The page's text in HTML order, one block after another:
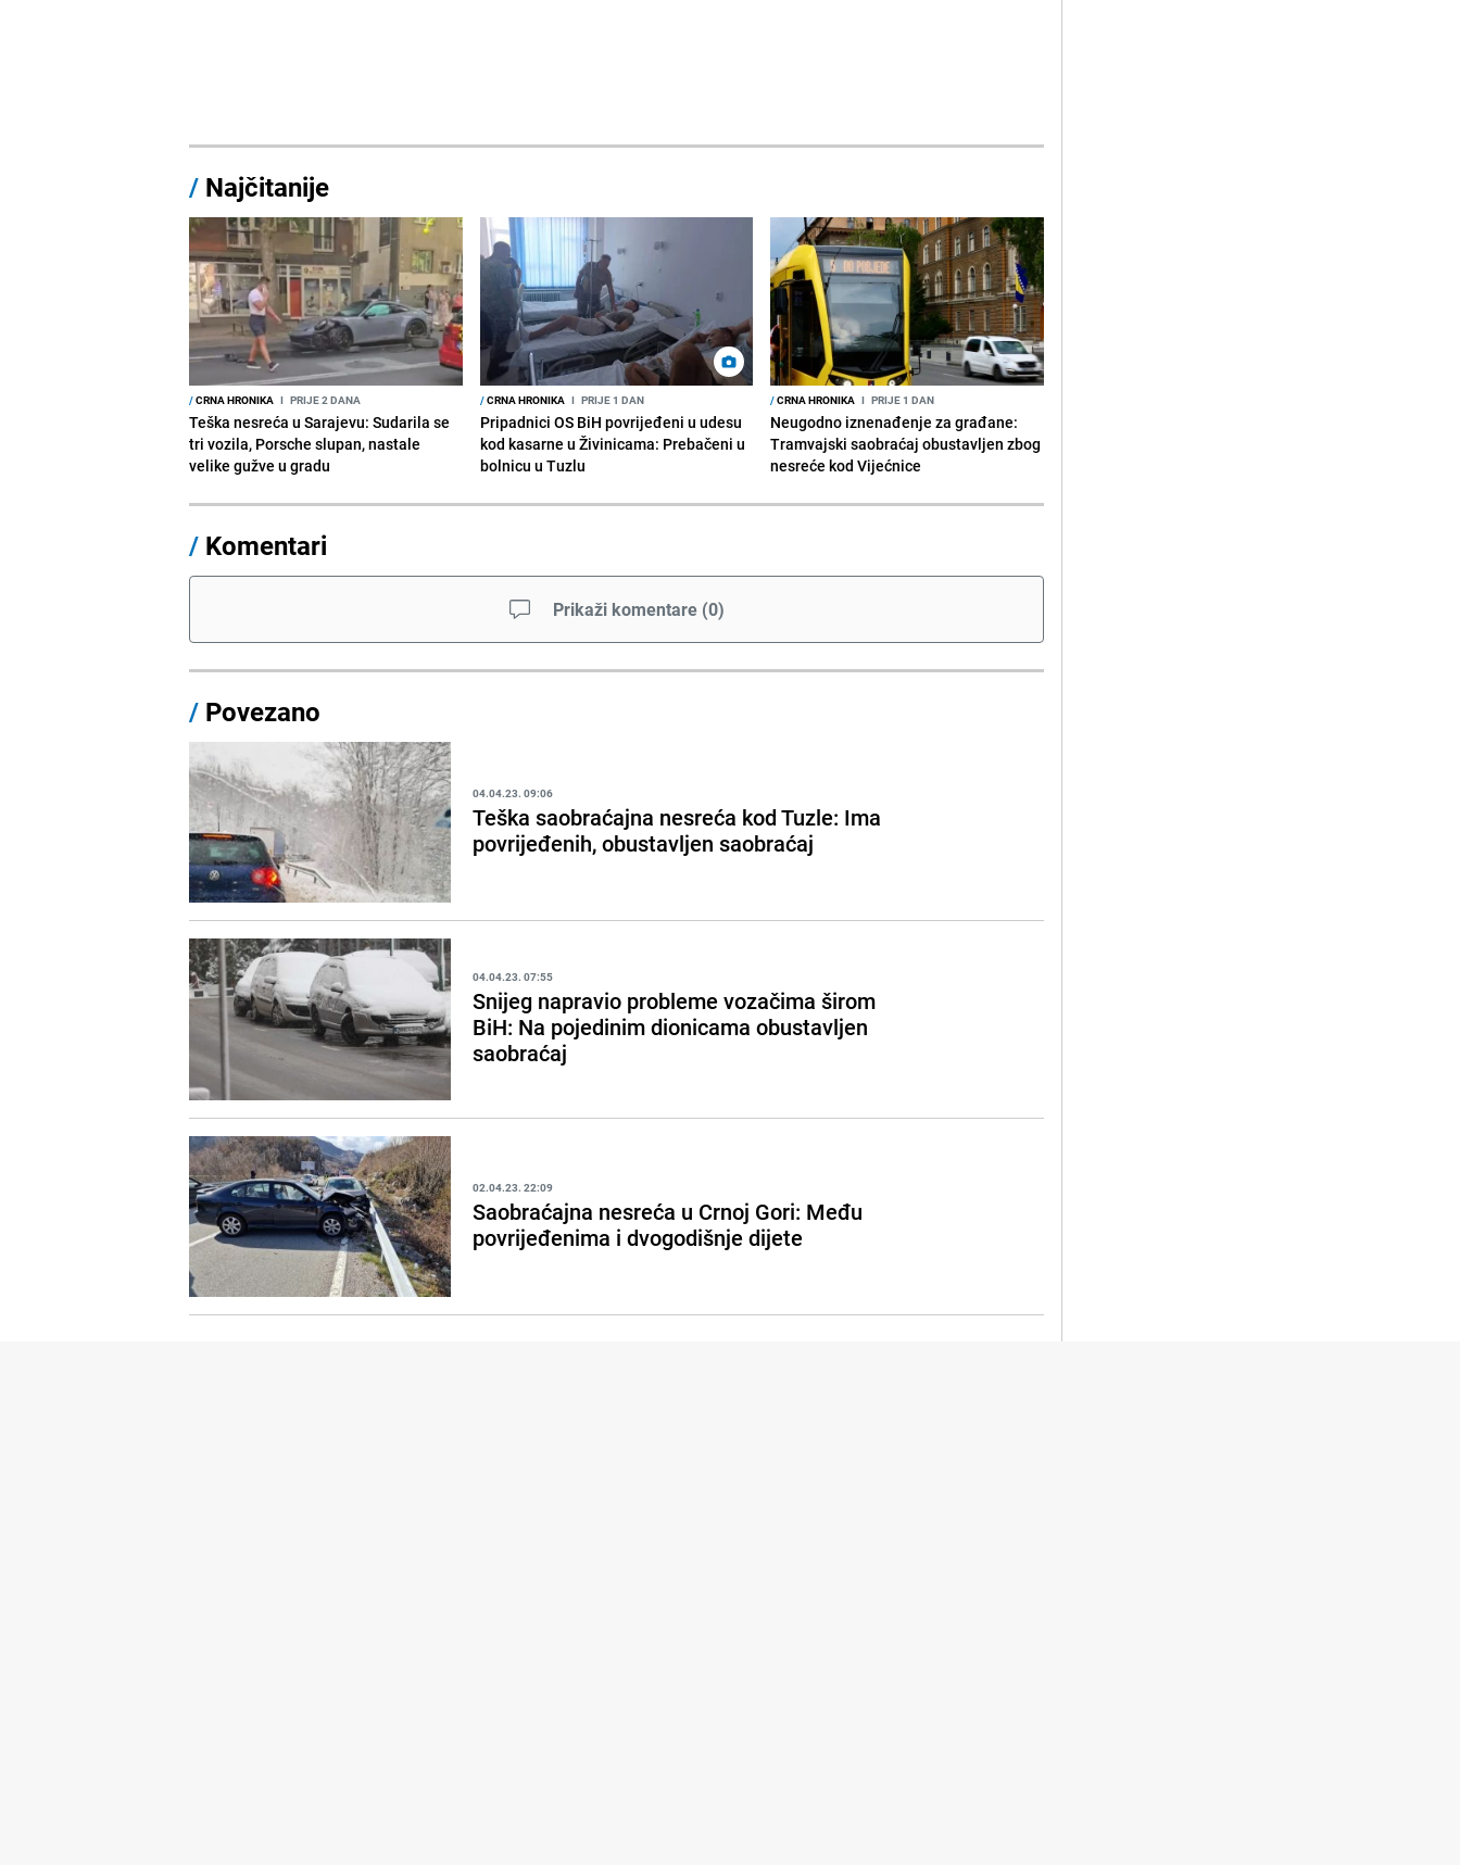
/ Najčitanije
/CRNA HRONIKA I PRIJE 2 DANA
Teška nesreća u Sarajevu: Sudarila se
tri vozila, Porsche slupan, nastale
velike gužve u gradu
/CRNA HRONIKA I PRIJE 1 DAN
Pripadnici OS BiH povrijeđeni u udesu
kod kasarne u Živinicama: Prebačeni u
bolnicu u Tuzlu
/CRNA HRONIKA I PRIJE 1 DAN
Neugodno iznenađenje za građane:
Tramvajski saobraćaj obustavljen zbog
nesreće kod Vijećnice
/ Komentari
Prikaži komentare (0)
/ Povezano
04.04.23. 09:06
Teška saobraćajna nesreća kod Tuzle: Ima
povrijeđenih, obustavljen saobraćaj
04.04.23. 07:55
Snijeg napravio probleme vozačima širom
BiH: Na pojedinim dionicama obustavljen
saobraćaj
02.04.23. 22:09
Saobraćajna nesreća u Crnoj Gori: Među
povrijeđenima i dvogodišnje dijete